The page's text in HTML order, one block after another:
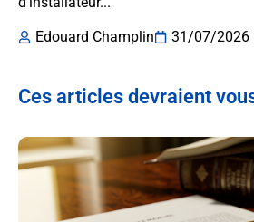
Edouard Champlin
31/07/2026
Ces articles devraient